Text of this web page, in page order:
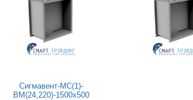
Сигмавент-МС(1)-
BM(24,220)-1500х500